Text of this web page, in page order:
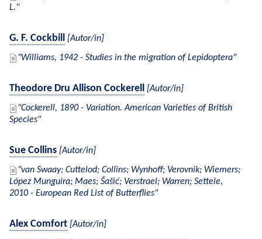
L.
G. F. Cockbill [Autor/in]
Williams, 1942 - Studies in the migration of Lepidoptera
Theodore Dru Allison Cockerell [Autor/in]
Cockerell, 1890 - Variation. American Varieties of British
Species
Sue Collins [Autor/in]
van Swaay; Cuttelod; Collins; Wynhoff; Verovnik; Wiemers;
López Munguira; Maes; Šašić; Verstrael; Warren; Settele,
2010 - European Red List of Butterflies
Alex Comfort [Autor/in]